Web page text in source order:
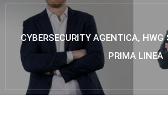
CYBERSECURITY AGENTICA,
PRIMA LINEA